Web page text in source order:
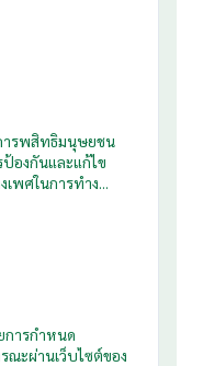
ารพสิทธิมนุษยชน
องกันและแก้ไข
พศในการทำง...
การกำหนด
ณะผ่านเว็บไซต์ของ